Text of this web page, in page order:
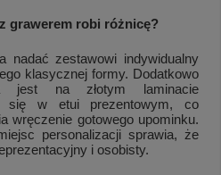
grawerem robi różnicę?
nadać zestawowi indywidualny
klasycznej formy. Dodatkowo
jest na złotym laminacie
się w etui prezentowym, co
wręczenie gotowego upominku.
personalizacji sprawia, że
i osobisty.